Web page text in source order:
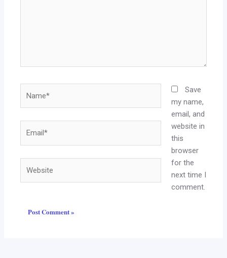
Save
my name,
email, and
website in
this
browser
for the
next time I
comment.